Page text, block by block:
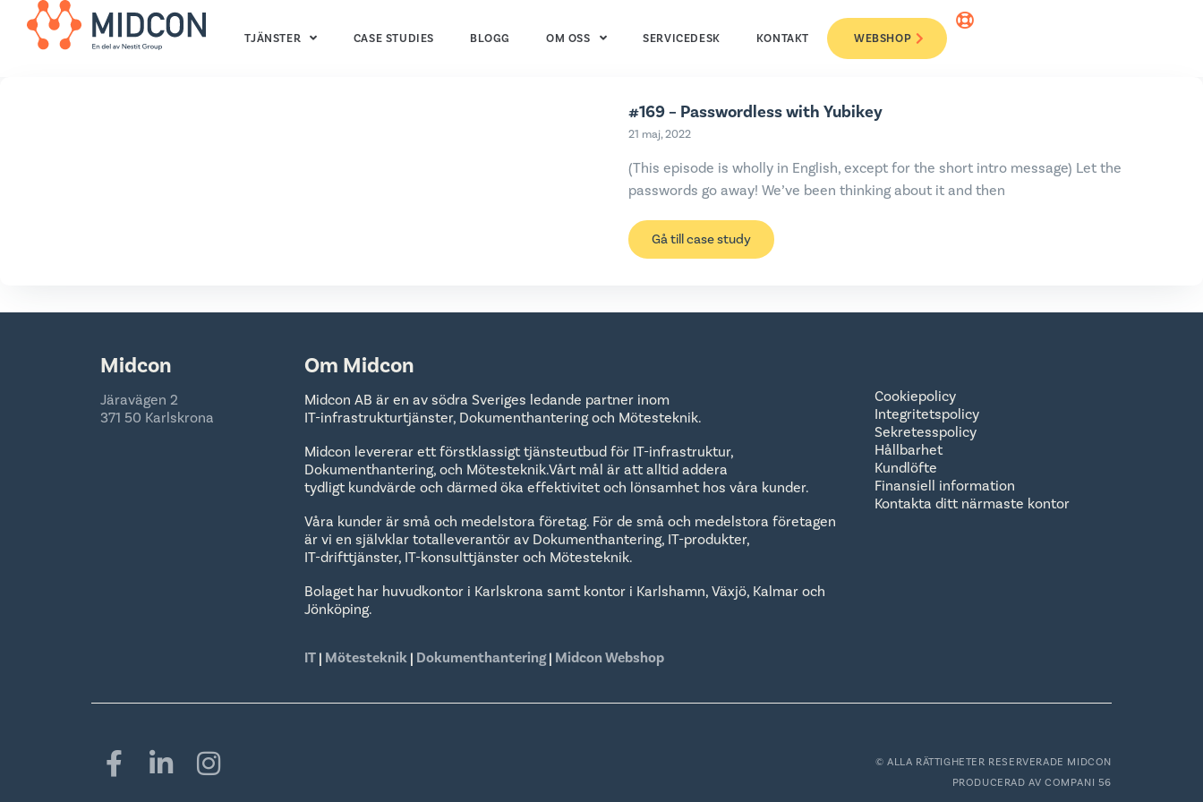
TJÄNSTER CASE STUDIES BLOGG OM OSS SERVICEDESK KONTAKT WEBSHOP
#169 – Passwordless with Yubikey
21 maj, 2022
(This episode is wholly in English, except for the short intro message) Let the
passwords go away! We’ve been thinking about it and then
Gå till case study
Midcon
Järavägen 2
371 50 Karlskrona
Om Midcon
Midcon AB är en av södra Sveriges ledande partner inom
IT-infrastrukturtjänster, Dokumenthantering och Mötesteknik.
Midcon levererar ett förstklassigt tjänsteutbud för IT-infrastruktur,
Dokumenthantering, och Mötesteknik.Vårt mål är att alltid addera
tydligt kundvärde och därmed öka effektivitet och lönsamhet hos våra kunder.
Våra kunder är små och medelstora företag. För de små och medelstora företagen
är vi en självklar totalleverantör av Dokumenthantering, IT-produkter,
IT-drifttjänster, IT-konsulttjänster och Mötesteknik.
Bolaget har huvudkontor i Karlskrona samt kontor i Karlshamn, Växjö, Kalmar och
Jönköping.
IT | Mötesteknik | Dokumenthantering| Midcon Webshop
Cookiepolicy
Integritetspolicy
Sekretesspolicy
Hållbarhet
Kundlöfte
Finansiell information
Kontakta ditt närmaste kontor
© ALLA RÄTTIGHETER RESERVERADE MIDCON
PRODUCERAD AV COMPANI 56